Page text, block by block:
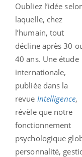
Oubliez l’idée
laquelle, chez
l’humain, tout
décline après 30
40 ans. Une étude
internationale,
publiée dans la
revue Intelligence,
révèle que notre
fonctionnement
psychologique
personnalité,